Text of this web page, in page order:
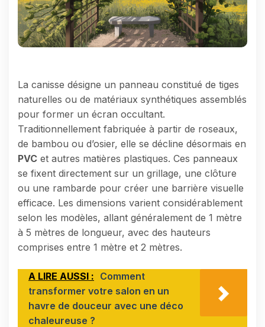
La canisse désigne un panneau constitué de tiges
naturelles ou de matériaux synthétiques assemblés
pour former un écran occultant.
Traditionnellement fabriquée à partir de roseaux,
de bambou ou d’osier, elle se décline désormais en
PVC et autres matières plastiques. Ces panneaux
se fixent directement sur un grillage, une clôture
ou une rambarde pour créer une barrière visuelle
efficace. Les dimensions varient considérablement
selon les modèles, allant généralement de 1 mètre
à 5 mètres de longueur, avec des hauteurs
comprises entre 1 mètre et 2 mètres.
A LIRE AUSSI : Comment
transformer votre salon en un
havre de douceur avec une déco
chaleureuse ?